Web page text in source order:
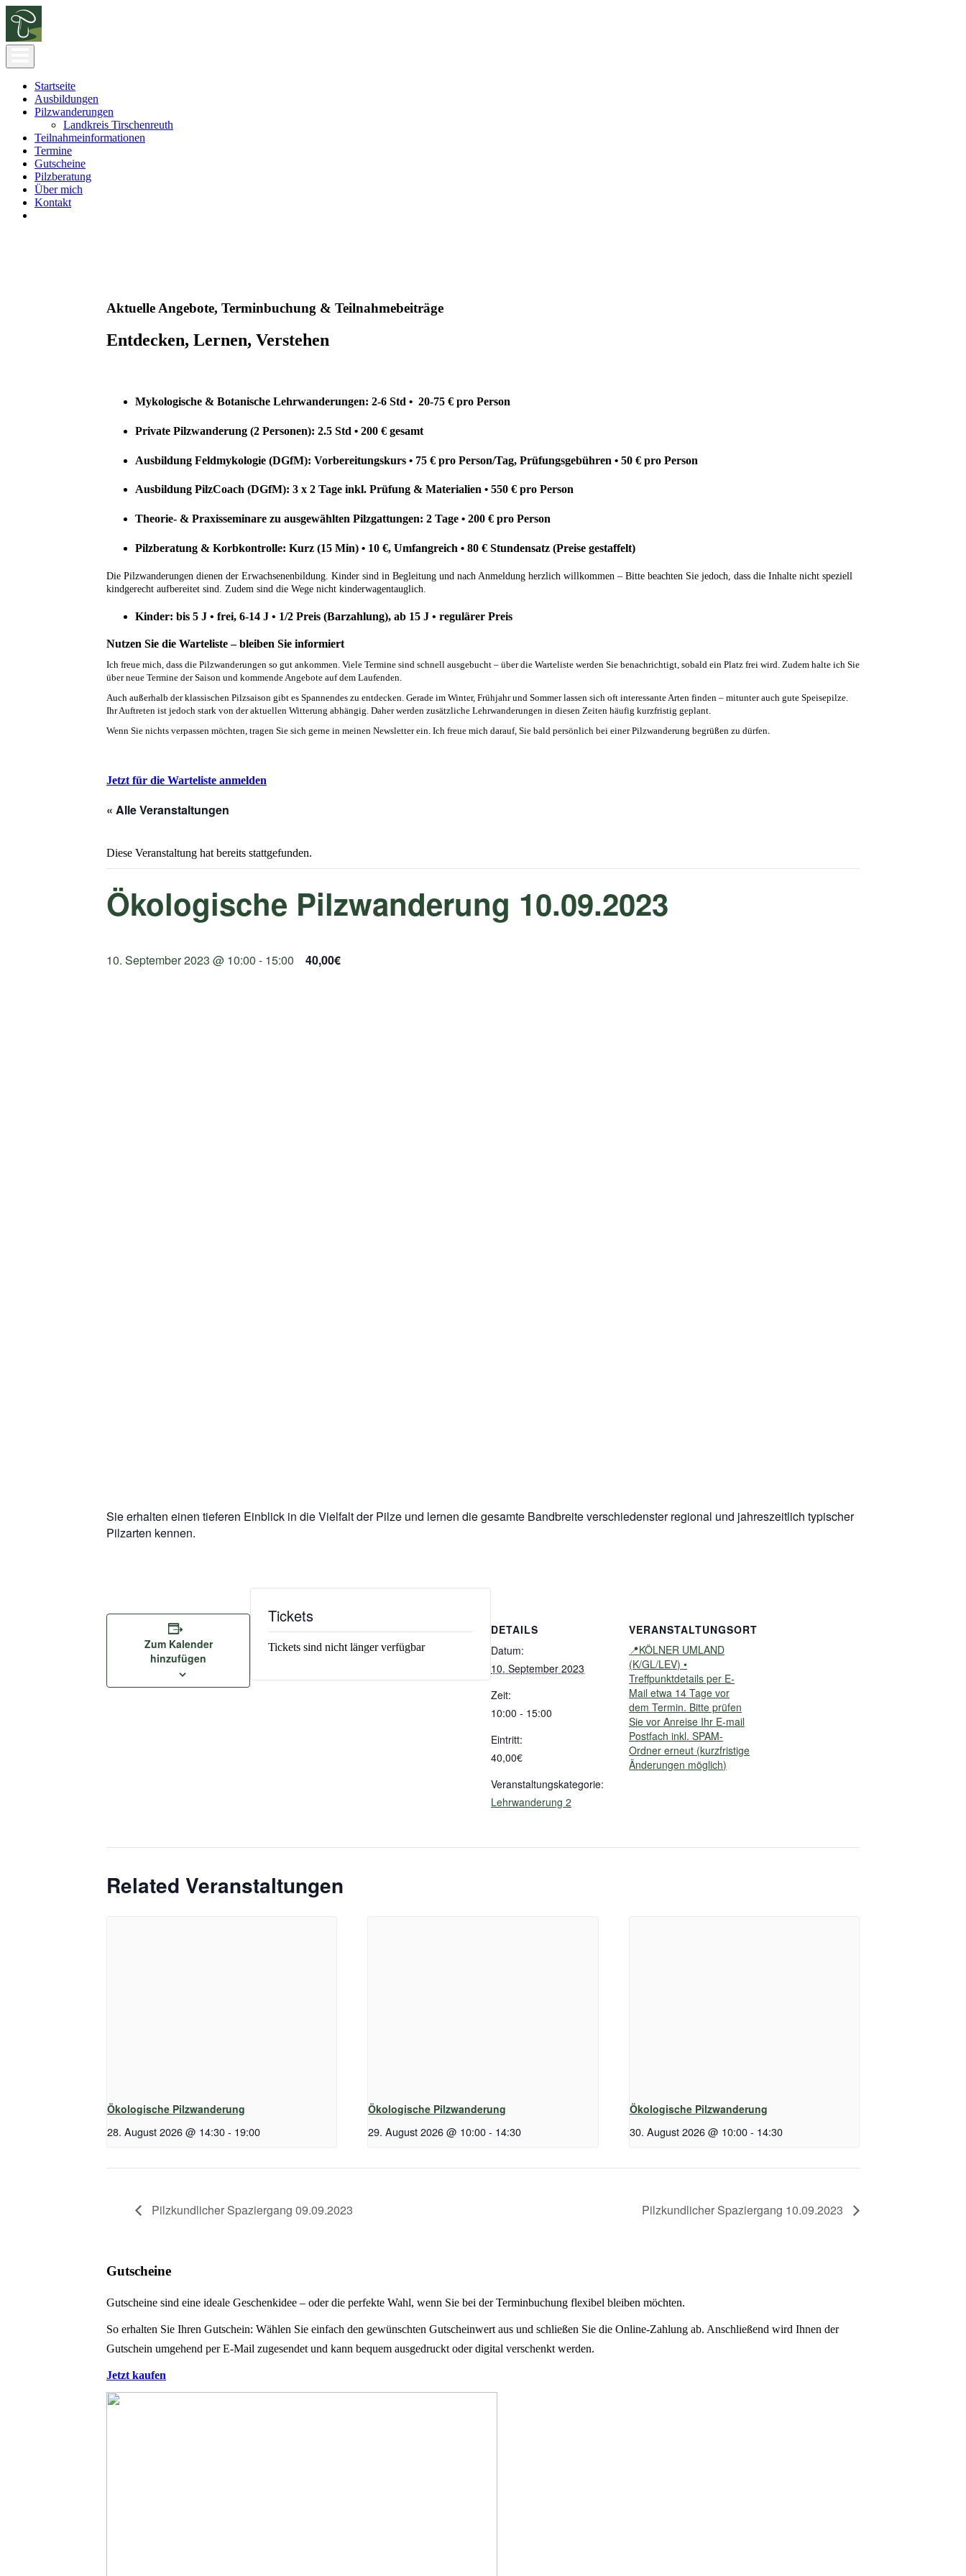
Startseite
Ausbildungen
Pilzwanderungen
Landkreis Tirschenreuth
Teilnahmeinformationen
Termine
Gutscheine
Pilzberatung
Über mich
Kontakt
Aktuelle Angebote, Terminbuchung & Teilnahmebeiträge
Entdecken, Lernen, Verstehen
Mykologische & Botanische Lehrwanderungen: 2-6 Std • 20-75 € pro Person
Private Pilzwanderung (2 Personen): 2.5 Std • 200 € gesamt
Ausbildung Feldmykologie (DGfM): Vorbereitungskurs • 75 € pro Person/Tag, Prüfungsgebühren • 50 € pro Person
Ausbildung PilzCoach (DGfM): 3 x 2 Tage inkl. Prüfung & Materialien • 550 € pro Person
Theorie- & Praxisseminare zu ausgewählten Pilzgattungen: 2 Tage • 200 € pro Person
Pilzberatung & Korbkontrolle: Kurz (15 Min) • 10 €, Umfangreich • 80 € Stundensatz (Preise gestaffelt)
Die Pilzwanderungen dienen der Erwachsenenbildung. Kinder sind in Begleitung und nach Anmeldung herzlich willkommen – Bitte beachten Sie jedoch, dass die Inhalte nicht speziell
kindgerecht aufbereitet sind. Zudem sind die Wege nicht kinderwagentauglich.
Kinder: bis 5 J • frei, 6-14 J • 1/2 Preis (Barzahlung), ab 15 J • regulärer Preis
Nutzen Sie die Warteliste – bleiben Sie informiert
Ich freue mich, dass die Pilzwanderungen so gut ankommen. Viele Termine sind schnell ausgebucht – über die Warteliste werden Sie benachrichtigt, sobald ein Platz frei wird. Zudem halte ich Sie
über neue Termine der Saison und kommende Angebote auf dem Laufenden.
Auch außerhalb der klassischen Pilzsaison gibt es Spannendes zu entdecken. Gerade im Winter, Frühjahr und Sommer lassen sich oft interessante Arten finden – mitunter auch gute Speisepilze.
Ihr Auftreten ist jedoch stark von der aktuellen Witterung abhängig. Daher werden zusätzliche Lehrwanderungen in diesen Zeiten häufig kurzfristig geplant.
Wenn Sie nichts verpassen möchten, tragen Sie sich gerne in meinen Newsletter ein. Ich freue mich darauf, Sie bald persönlich bei einer Pilzwanderung begrüßen zu dürfen.
Jetzt für die Warteliste anmelden
« Alle Veranstaltungen
Diese Veranstaltung hat bereits stattgefunden.
Ökologische Pilzwanderung 10.09.2023
10. September 2023 @ 10:00 - 15:00 40,00€
Sie erhalten einen tieferen Einblick in die Vielfalt der Pilze und lernen die gesamte Bandbreite verschiedenster regional und jahreszeitlich typischer
Pilzarten kennen.
Zum Kalender
hinzufügen
DETAILS
Datum:
10. September 2023
Zeit:
10:00 - 15:00
Eintritt:
40,00€
Veranstaltungskategorie:
Lehrwanderung 2
VERANSTALTUNGSORT
📍KÖLNER UMLAND
(K/GL/LEV) •
Treffpunktdetails per E-
Mail etwa 14 Tage vor
dem Termin. Bitte prüfen
Sie vor Anreise Ihr E-mail
Postfach inkl. SPAM-
Ordner erneut (kurzfristige
Änderungen möglich)
Tickets
Tickets sind nicht länger verfügbar
Related Veranstaltungen
Ökologische Pilzwanderung
28. August 2026 @ 14:30- 19:00
Ökologische Pilzwanderung
29. August 2026 @ 10:00 - 14:30
Ökologische Pilzwanderung
30. August 2026 @ 10:00 - 14:30
Pilzkundlicher Spaziergang 09.09.2023 Pilzkundlicher Spaziergang 10.09.2023
Gutscheine
Gutscheine sind eine ideale Geschenkidee – oder die perfekte Wahl, wenn Sie bei der Terminbuchung flexibel bleiben möchten.
So erhalten Sie Ihren Gutschein: Wählen Sie einfach den gewünschten Gutscheinwert aus und schließen Sie die Online-Zahlung ab. Anschließend wird Ihnen der
Gutschein umgehend per E-Mail zugesendet und kann bequem ausgedruckt oder digital verschenkt werden.
Jetzt kaufen